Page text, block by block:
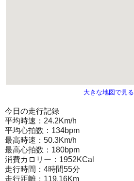
大きな地図で見る
今日の走行記録
平均時速：24.2Km/h
平均心拍数：134bpm
最高時速：50.3Km/h
最高心拍数：180bpm
消費カロリー：1952KCal
走行時間：4時間55分
走行距離：119.16Km